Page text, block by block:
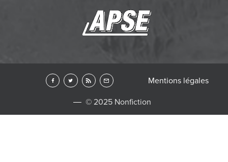
© 2025 Nonfiction
Mentions légales